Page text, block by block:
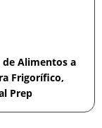
de Alimentos a
Frigorífico,
Prep